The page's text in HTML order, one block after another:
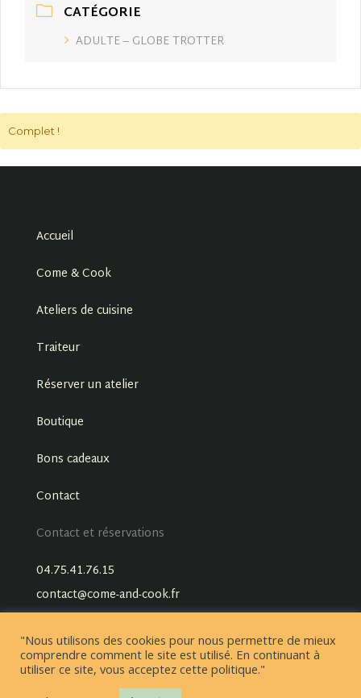
CATÉGORIE
ADULTE – GLOBE TROTTER
Complet !
Accueil
Come & Cook
Ateliers de cuisine
Traiteur
Réserver un atelier
Boutique
Bons cadeaux
Contact
Contact et réservations
04.75.41.76.15
contact@come-and-cook.fr
"Nous utilisons des cookies pour nous permettre de mieux
comprendre comment le site est utilisé. En continuant à
utiliser ce site, vous acceptez cette politique."